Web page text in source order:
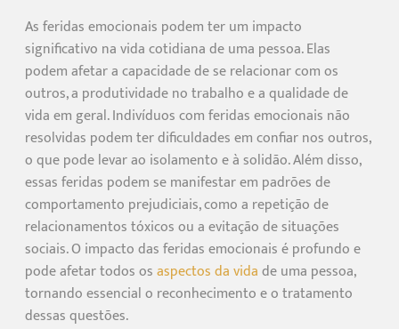
As feridas emocionais podem ter um impacto
significativo na vida cotidiana de uma pessoa. Elas
podem afetar a capacidade de se relacionar com os
outros, a produtividade no trabalho e a qualidade de
vida em geral. Indivíduos com feridas emocionais não
resolvidas podem ter dificuldades em confiar nos outros,
o que pode levar ao isolamento e à solidão. Além disso,
essas feridas podem se manifestar em padrões de
comportamento prejudiciais, como a repetição de
relacionamentos tóxicos ou a evitação de situações
sociais. O impacto das feridas emocionais é profundo e
pode afetar todos osaspectos da vidade uma pessoa,
tornando essencial o reconhecimento e o tratamento
dessas questões.